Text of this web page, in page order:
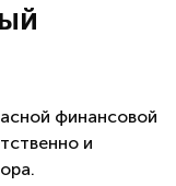
финансовой
и